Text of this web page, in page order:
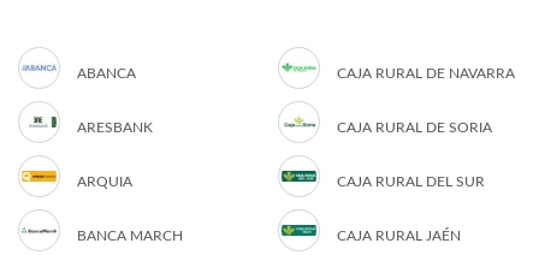
ABANCA
ARESBANK
ARQUIA
BANCA MARCH
CAJA RURAL DE NAVARRA
CAJA RURAL DE SORIA
CAJA RURAL DEL SUR
CAJA RURAL JAÉN